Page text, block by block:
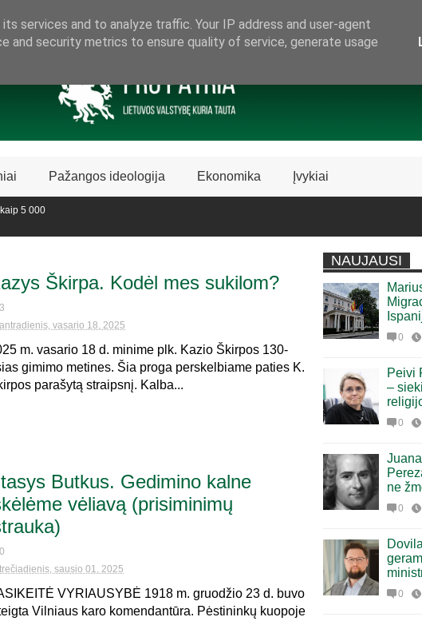
Pažangos ideologija Ekonomika Įvykiai
Škirpa. Kodėl mes sukilom?
3
antradienis, vasario 18, 2025
m. vasario 18 d. minime plk. Kazio Škirpos 130-
gimimo metines. Šia proga perskelbiame paties K.
parašytą straipsnį. Kalba...
Butkus. Gedimino kalne
vėliavą (prisiminimų
0
trečiadienis, sausio 01, 2025
VYRIAUSYBĖ 1918 m. gruodžio 23 d. buvo
Vilniaus karo komendantūra. Pėstininkų kuopoje
NAUJAUSI
0
Peivi
–
0
ne
0
0
services and to analyze traffic. Your IP address and user-agent
and security metrics to ensure quality of service, generate usage